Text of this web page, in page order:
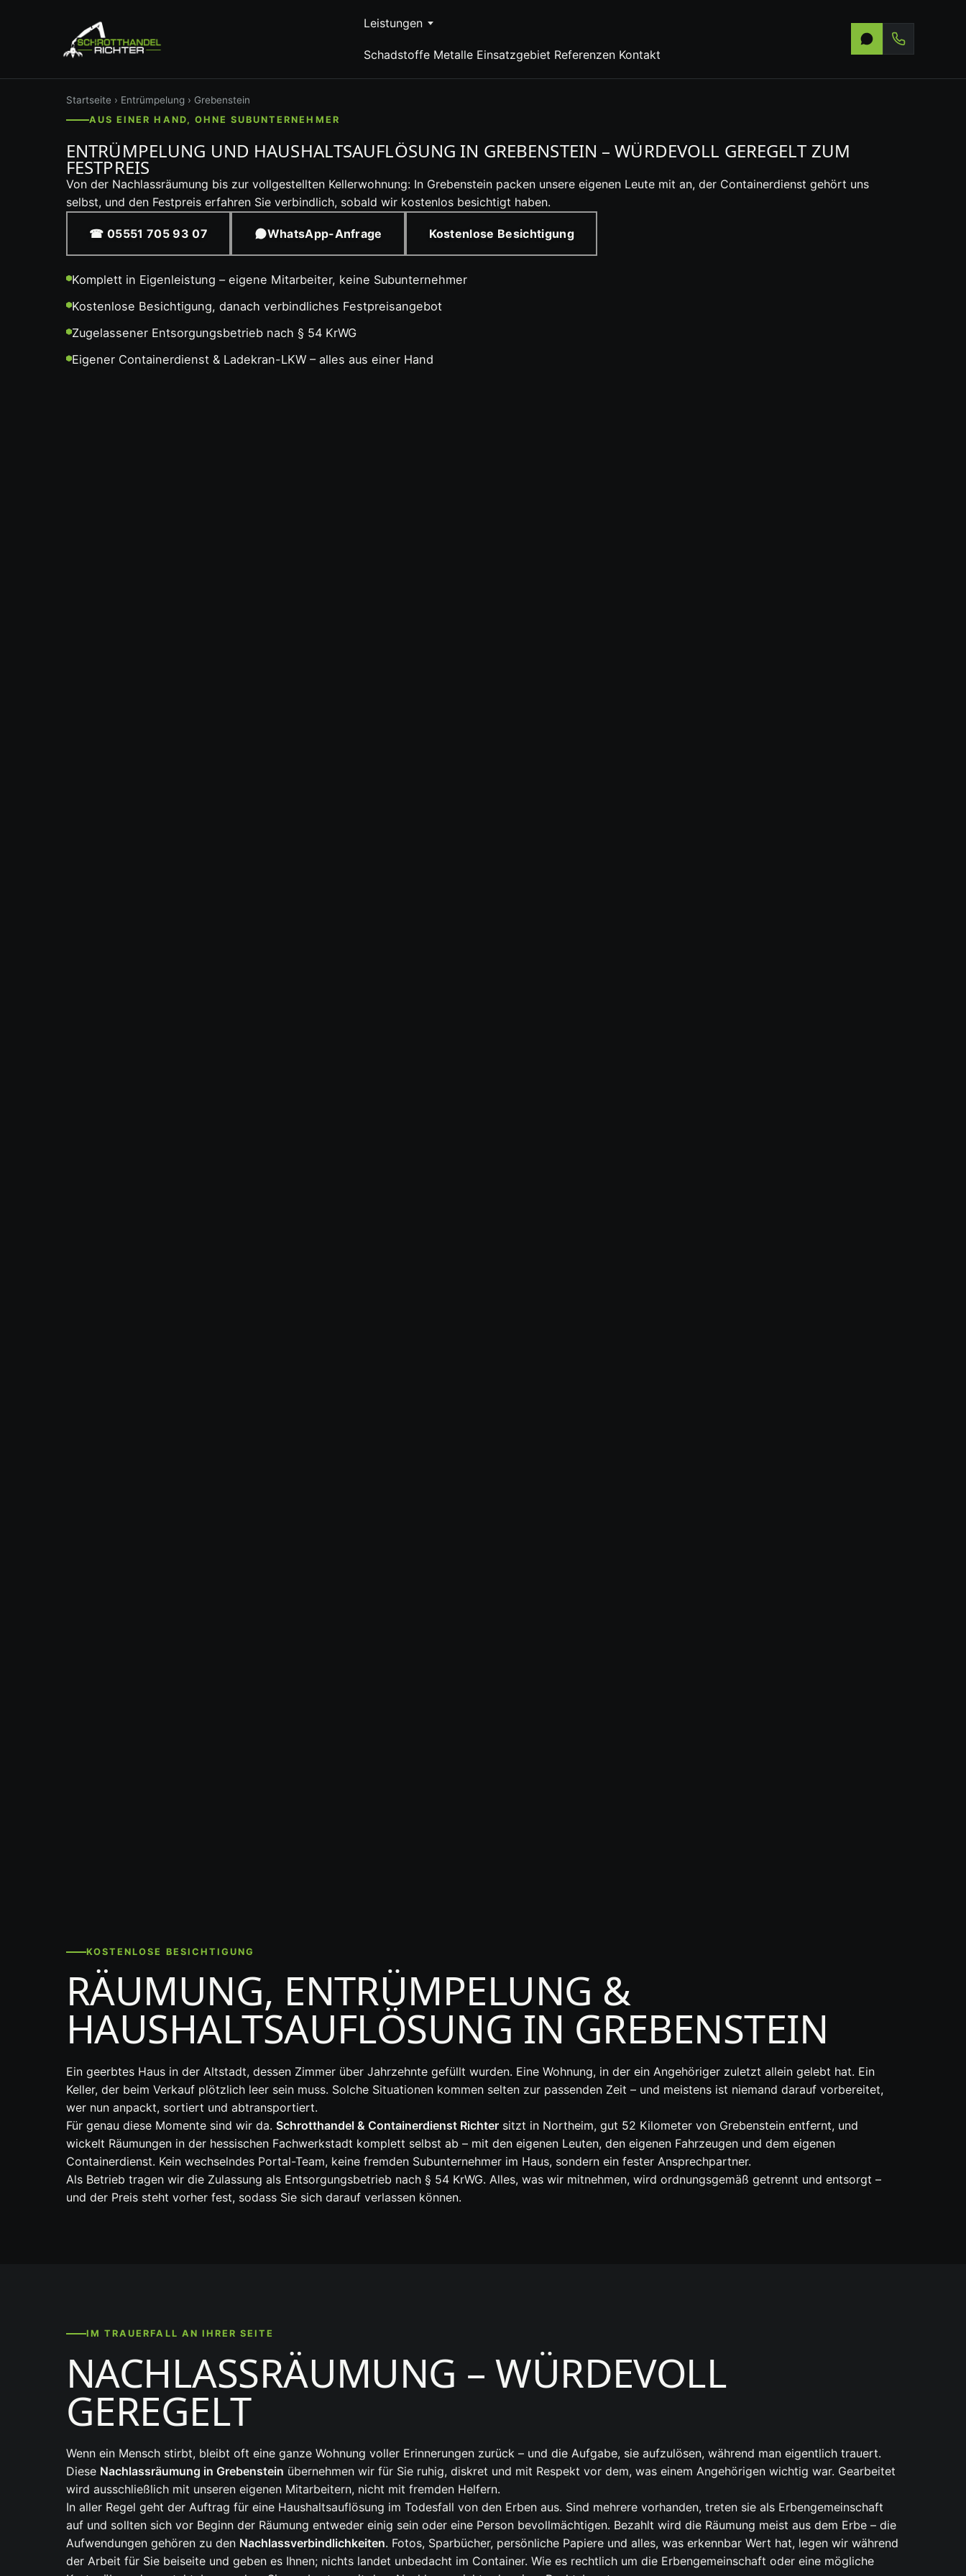
Leistungen
Schadstoffe Metalle Einsatzgebiet Referenzen Kontakt
Startseite › Entrümpelung › Grebenstein
AUS EINER HAND, OHNE SUBUNTERNEHMER
ENTRÜMPELUNG UND HAUSHALTSAUFLÖSUNG IN GREBENSTEIN – WÜRDEVOLL GEREGELT ZUM
FESTPREIS
Von der Nachlassräumung bis zur vollgestellten Kellerwohnung: In Grebenstein packen unsere eigenen Leute mit an, der Containerdienst gehört uns
selbst, und den Festpreis erfahren Sie verbindlich, sobald wir kostenlos besichtigt haben.
☎ 05551 705 93 07 WhatsApp-Anfrage Kostenlose Besichtigung
Komplett in Eigenleistung – eigene Mitarbeiter, keine Subunternehmer
Kostenlose Besichtigung, danach verbindliches Festpreisangebot
Zugelassener Entsorgungsbetrieb nach § 54 KrWG
Eigener Containerdienst & Ladekran-LKW – alles aus einer Hand
KOSTENLOSE BESICHTIGUNG
RÄUMUNG, ENTRÜMPELUNG &
HAUSHALTSAUFLÖSUNG IN GREBENSTEIN
Ein geerbtes Haus in der Altstadt, dessen Zimmer über Jahrzehnte gefüllt wurden. Eine Wohnung, in der ein Angehöriger zuletzt allein gelebt hat. Ein
Keller, der beim Verkauf plötzlich leer sein muss. Solche Situationen kommen selten zur passenden Zeit – und meistens ist niemand darauf vorbereitet,
wer nun anpackt, sortiert und abtransportiert.
Für genau diese Momente sind wir da. Schrotthandel & Containerdienst Richter sitzt in Northeim, gut 52 Kilometer von Grebenstein entfernt, und
wickelt Räumungen in der hessischen Fachwerkstadt komplett selbst ab – mit den eigenen Leuten, den eigenen Fahrzeugen und dem eigenen
Containerdienst. Kein wechselndes Portal-Team, keine fremden Subunternehmer im Haus, sondern ein fester Ansprechpartner.
Als Betrieb tragen wir die Zulassung als Entsorgungsbetrieb nach § 54 KrWG. Alles, was wir mitnehmen, wird ordnungsgemäß getrennt und entsorgt –
und der Preis steht vorher fest, sodass Sie sich darauf verlassen können.
IM TRAUERFALL AN IHRER SEITE
NACHLASSRÄUMUNG – WÜRDEVOLL
GEREGELT
Wenn ein Mensch stirbt, bleibt oft eine ganze Wohnung voller Erinnerungen zurück – und die Aufgabe, sie aufzulösen, während man eigentlich trauert.
Diese Nachlassräumung in Grebenstein übernehmen wir für Sie ruhig, diskret und mit Respekt vor dem, was einem Angehörigen wichtig war. Gearbeitet
wird ausschließlich mit unseren eigenen Mitarbeitern, nicht mit fremden Helfern.
In aller Regel geht der Auftrag für eine Haushaltsauflösung im Todesfall von den Erben aus. Sind mehrere vorhanden, treten sie als Erbengemeinschaft
auf und sollten sich vor Beginn der Räumung entweder einig sein oder eine Person bevollmächtigen. Bezahlt wird die Räumung meist aus dem Erbe – die
Aufwendungen gehören zu den Nachlassverbindlichkeiten. Fotos, Sparbücher, persönliche Papiere und alles, was erkennbar Wert hat, legen wir während
der Arbeit für Sie beiseite und geben es Ihnen; nichts landet unbedacht im Container. Wie es rechtlich um die Erbengemeinschaft oder eine mögliche